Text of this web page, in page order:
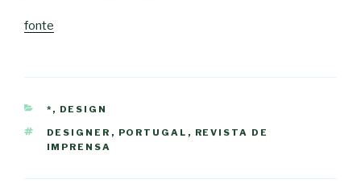
fonte
CATEGORIAS
* , DESIGN
ETIQUETAS
DESIGNER , PORTUGAL , REVISTA DE
IMPRENSA